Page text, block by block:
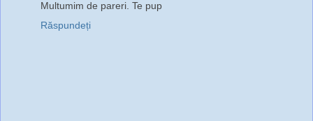
Multumim de pareri. Te pup
Răspundeți